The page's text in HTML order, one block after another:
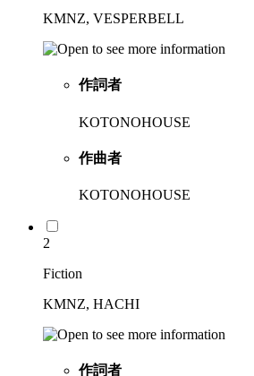
KMNZ, VESPERBELL
作詞者
KOTONOHOUSE
作曲者
KOTONOHOUSE
2
Fiction
KMNZ, HACHI
作詞者